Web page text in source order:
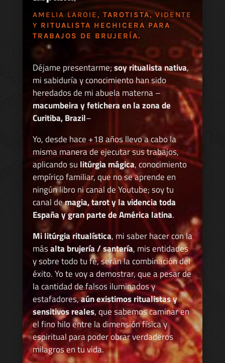
AMELIA LAROIE, TAROTISTA, VIDENTE
Y RITUALISTA HECHICERA PARA
TRABAJOS DE BRUJERÍA.
Déjame presentarme;soy ritualista nativa,
mi sabiduría y conocimiento han sido
heredados de mi abuela materna –
macumbeira y fetichera en la zona de
Curitiba, Brazil–
Yo, desde hace +18 años llevo a cabo la
misma manera de ejecutar sus trabajos,
aplicando su litúrgia mágica, conocimiento
empírico familiar, que no se aprende en
ningún libro ni canal de Youtube; soy tu
canal demagia, tarot y la videncia toda
España y gran parte de América latina.
Mi litúrgia ritualística, mi saber hacer con la
másalta brujería / santería, mis entidades
y sobre todo tu fé, serán la combinación del
éxito. Yo te voy a demostrar, que a pesar de
la cantidad de falsos iluminados y
estafadores,aún existimos ritualistas y
sensitivos reales, que sabemos caminar en
el fino hilo entre la dimensión física y
espiritual para poder obrar verdaderos
milagros en tu vida.